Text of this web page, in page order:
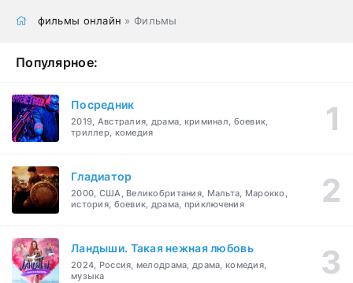
фильмы онлайн » Фильмы
Популярное:
Посредник
2019, Австралия, драма, криминал, боевик,
триллер, комедия
Гладиатор
2000, США, Великобритания, Мальта, Марокко,
история, боевик, драма, приключения
Ландыши. Такая нежная любовь
2024, Россия, мелодрама, драма, комедия,
музыка